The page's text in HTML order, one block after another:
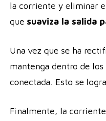
la corriente y eliminar
que suaviza la salida
Una vez que se ha
mantenga dentro de
conectada. Esto se
Finalmente, la